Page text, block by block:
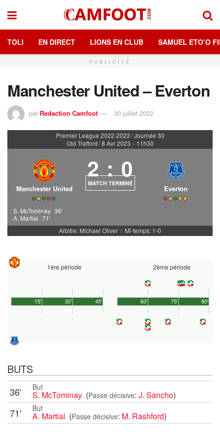
TOLI EN DIRECT LIONS EN CLUB SAMUEL ETO’O
PUBLICITÉ
Manchester United – Everton
par Redaction Camfoot 30 juillet 2022
Premier League 2022-2023 | Journée 30
Old Trafford | 8 Avr 2023 - 11h30
Manchester United
2 : 0
MATCH TERMINÉ
Everton
S. McTominay 36'
A. Martial 71'
Arbitre: Michael Oliver | Mi-temps: 1-0
1ère période
45'
15' 30'
2ème période
90'
60' 75'
BUTS
But
S. McTominay (Passe décisive: J. Sancho)
36'
But
A. Martial (Passe décisive: M. Rashford)
71'